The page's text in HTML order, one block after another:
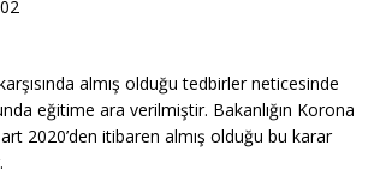
almış olduğu tedbirler neticesinde
eğitime ara verilmiştir. Bakanlığın Korona
2020’den itibaren almış olduğu bu karar